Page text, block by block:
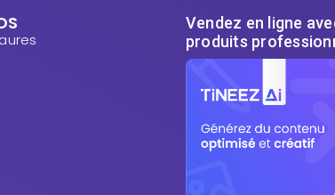
Vendez en ligne
produits